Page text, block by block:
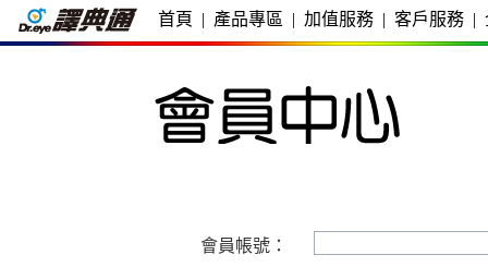
首頁 | 產品專區 | 加值服務 | 客戶服務 |
會員帳號：